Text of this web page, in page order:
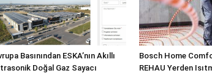
Basınından ESKA’nın Akıllı
Doğal Gaz Sayacı
Bosch Home
REHAU Yerden